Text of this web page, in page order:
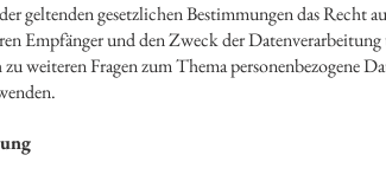
geltenden gesetzlichen Bestimmungen das
Empfänger und den Zweck der
weiteren Fragen zum Thema personenbezogene